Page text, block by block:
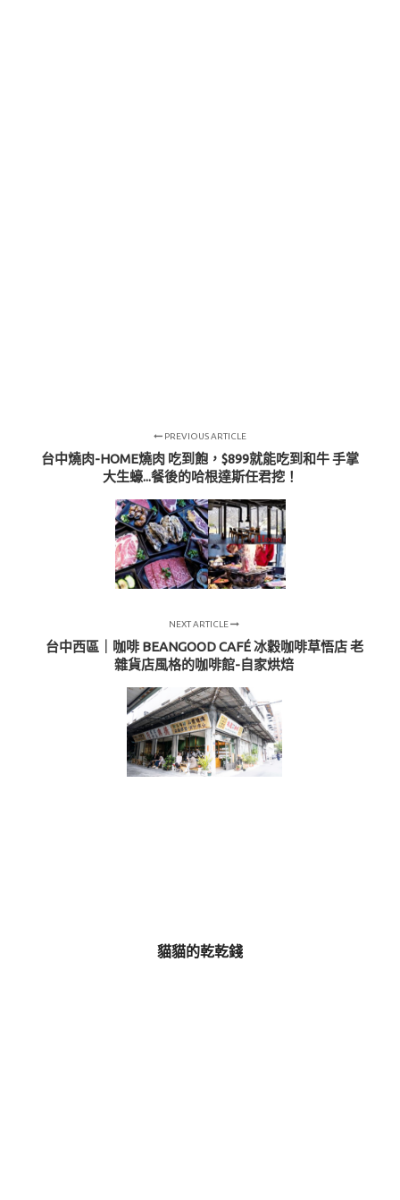
PREVIOUS ARTICLE
台中燒肉-HOME燒肉 吃到飽，$899就能吃到和牛 手掌
大生蠔...餐後的哈根達斯任君挖！
NEXT ARTICLE
台中西區｜咖啡 BEANGOOD CAFÉ 冰穀咖啡草悟店 老
雜貨店風格的咖啡館-自家烘焙
貓貓的乾乾錢